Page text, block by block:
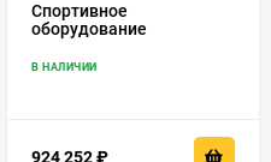
Спортивное
оборудование
В НАЛИЧИИ
924 252